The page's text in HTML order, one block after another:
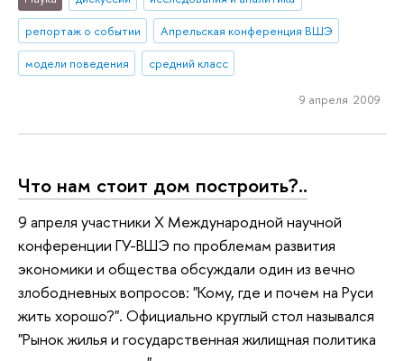
репортаж о событии
Апрельская конференция ВШЭ
модели поведения
средний класс
9 апреля 2009
Что нам стоит дом построить?..
9 апреля участники X Международной научной
конференции ГУ-ВШЭ по проблемам развития
экономики и общества обсуждали один из вечно
злободневных вопросов: "Кому, где и почем на Руси
жить хорошо?". Официально круглый стол назывался
"Рынок жилья и государственная жилищная политика